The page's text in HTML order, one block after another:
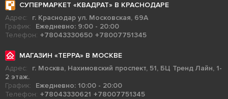
СУПЕРМАРКЕТ «КВАДРАТ» В КРАСНОДАРЕ
Адрес:
г. Краснодар ул. Московская, 69А
График:
Ежедневно: 9:00 - 20:00
Телефон: +78043330650 +78007751345
МАГАЗИН «ТЕРРА» В МОСКВЕ
Адрес:
г. Москва, Нахимовский проспект, 51, БЦ Тренд Лайн, 1-
2 этаж.
График:
Ежедневно: 10:00 - 20:00
Телефон: +78043330621 +78007751345